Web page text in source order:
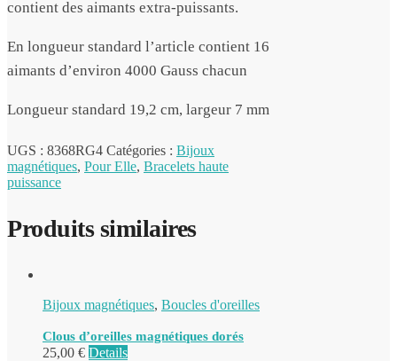
contient des aimants extra-puissants.
En longueur standard l’article contient 16
aimants d’environ 4000 Gauss chacun
Longueur standard 19,2 cm, largeur 7 mm
UGS : 8368RG4 Catégories : Bijoux
magnétiques, Pour Elle, Bracelets haute
puissance
Produits similaires
Bijoux magnétiques, Boucles d'oreilles
Clous d’oreilles magnétiques dorés
25,00 € Details